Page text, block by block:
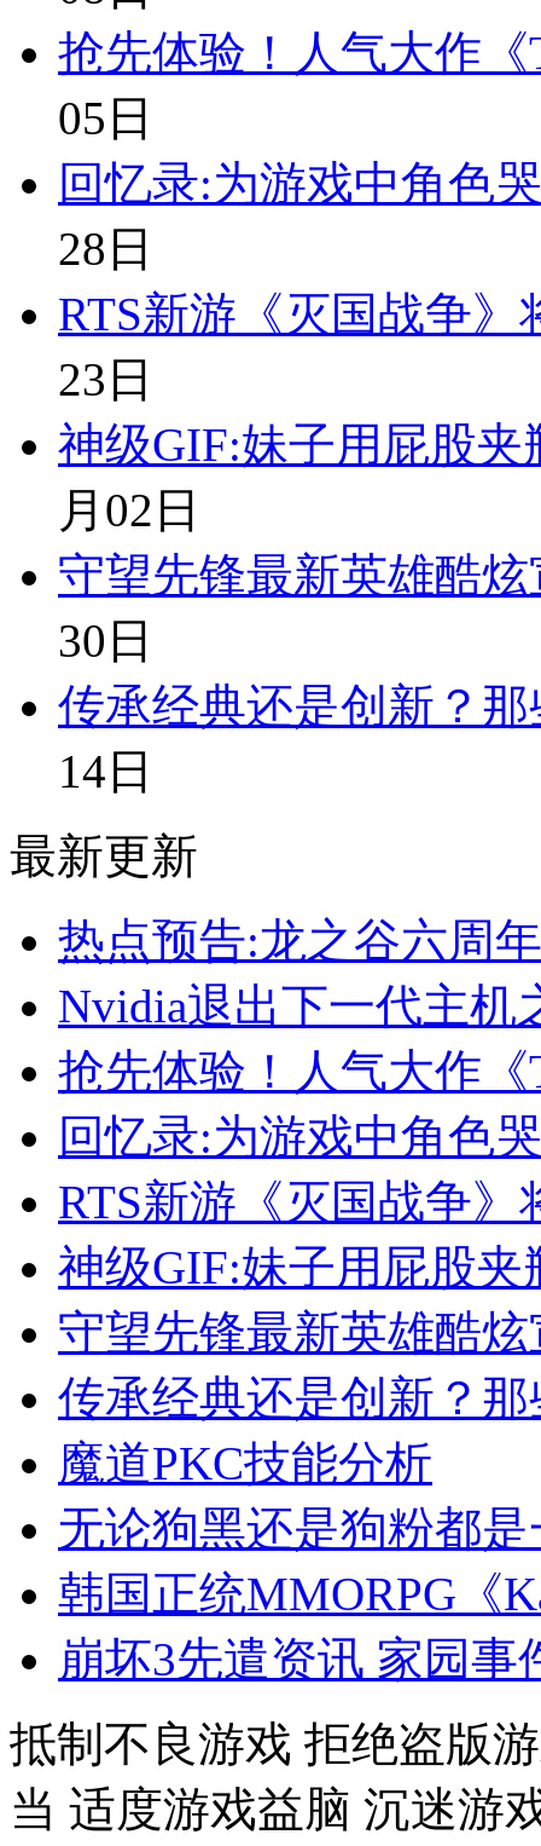
抢先体验！人气大作
05日
回忆录:为游戏中角色
28日
RTS新游《灭国战争
23日
神级GIF:妹子用屁股
月02日
守望先锋最新英雄酷
30日
传承经典还是创新？
14日
最新更新
热点预告:龙之谷六周
Nvidia退出下一代主
抢先体验！人气大作
回忆录:为游戏中角色
RTS新游《灭国战争
神级GIF:妹子用屁股
守望先锋最新英雄酷
传承经典还是创新？
魔道PKC技能分析
无论狗黑还是狗粉都
韩国正统MMORPG《
崩坏3先遣资讯 家园
抵制不良游戏 拒绝盗版
当 适度游戏益脑 沉迷游